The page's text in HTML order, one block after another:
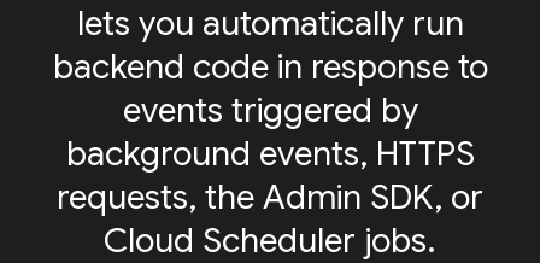
lets you automatically run
backend code in response to
events triggered by
background events, HTTPS
requests, the Admin SDK, or
Cloud Scheduler jobs.